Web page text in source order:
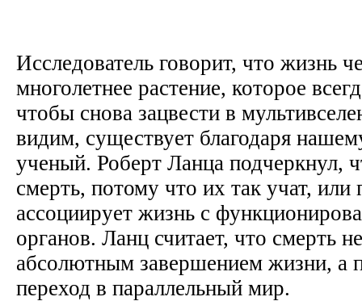
Исследователь говорит, что жизнь
многолетнее растение, которое
чтобы снова зацвести в
видим, существует благодаря
ученый. Роберт Ланца подчеркнул,
смерть, потому что их так учат, или
ассоциирует жизнь с
органов. Ланц считает, что смерть
абсолютным завершением жизни, а
переход в параллельный мир.